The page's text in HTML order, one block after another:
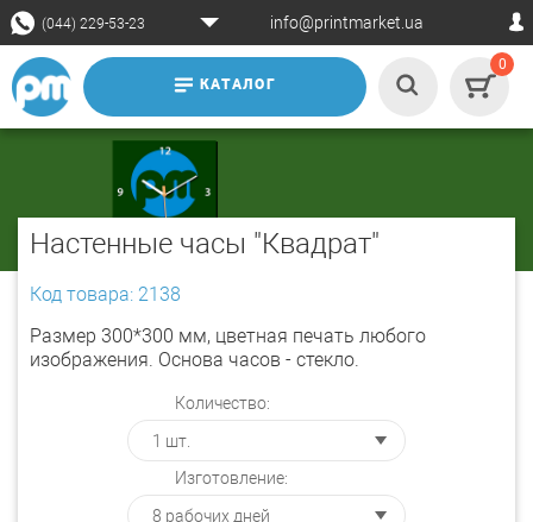
(044) 229-53-23 info@printmarket.ua
КАТАЛОГ
0
Настенные часы "Квадрат"
Код товара: 2138
Размер 300*300 мм, цветная печать любого
изображения. Основа часов - стекло.
Количество:
Изготовление: